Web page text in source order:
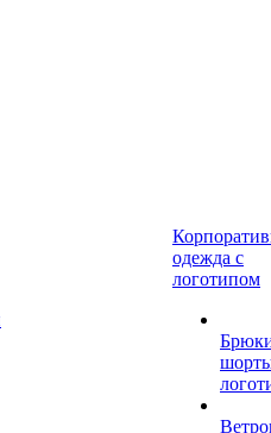
одежда с
логотипом